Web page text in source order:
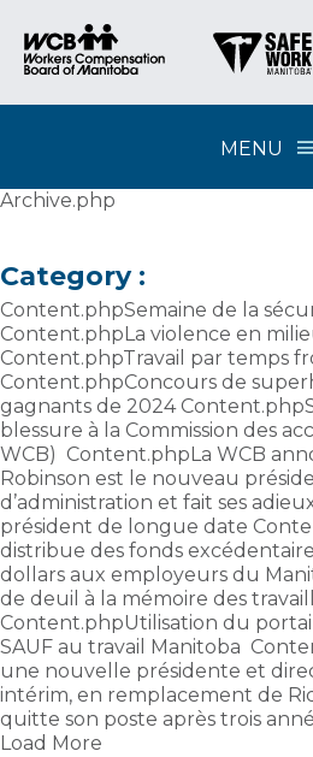
MENU
Archive.php
Category :
Content.phpSemaine de la
Content.phpLa violence en
Content.phpTravail par temps
Content.phpConcours de
gagnants de 2024
blessure à la Commission des
WCB) Content.phpLa WCB
Robinson est le nouveau
d’administration et fait ses
président de longue date
distribue des fonds
dollars aux employeurs du
de deuil à la mémoire des
Content.phpUtilisation du
SAUF au travail Manitoba
une nouvelle présidente et
intérim, en remplacement de
quitte son poste après trois
Load More